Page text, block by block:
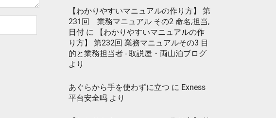
【わかりやすいマニュアルの作り方】 第
231回 業務マニュアル その2 命名,担当,
日付 に
【わかりやすいマニュアルの作
り方】 第232回 業務マニュアルその3 目
的と業務担当者 - 取説屋・両山泊ブログ
より
あぐらから手を使わずに立つ に Exness
平台安全吗 より